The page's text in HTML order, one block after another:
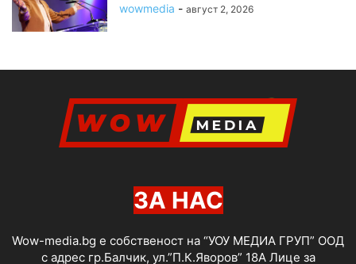
wowmedia - август 2, 2026
ЗА НАС
Wow-media.bg е собственост на “УОУ МЕДИА ГРУП” ООД
с адрес гр.Балчик, ул.”П.К.Яворов” 18А Лице за